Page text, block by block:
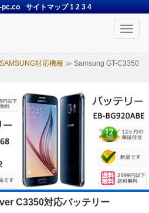
pc.co サイトマップ1 2 3 4
Toggle
SAMSUNG対応機種 ≫ Samsung GT-C3350
C3350対応バッテリー